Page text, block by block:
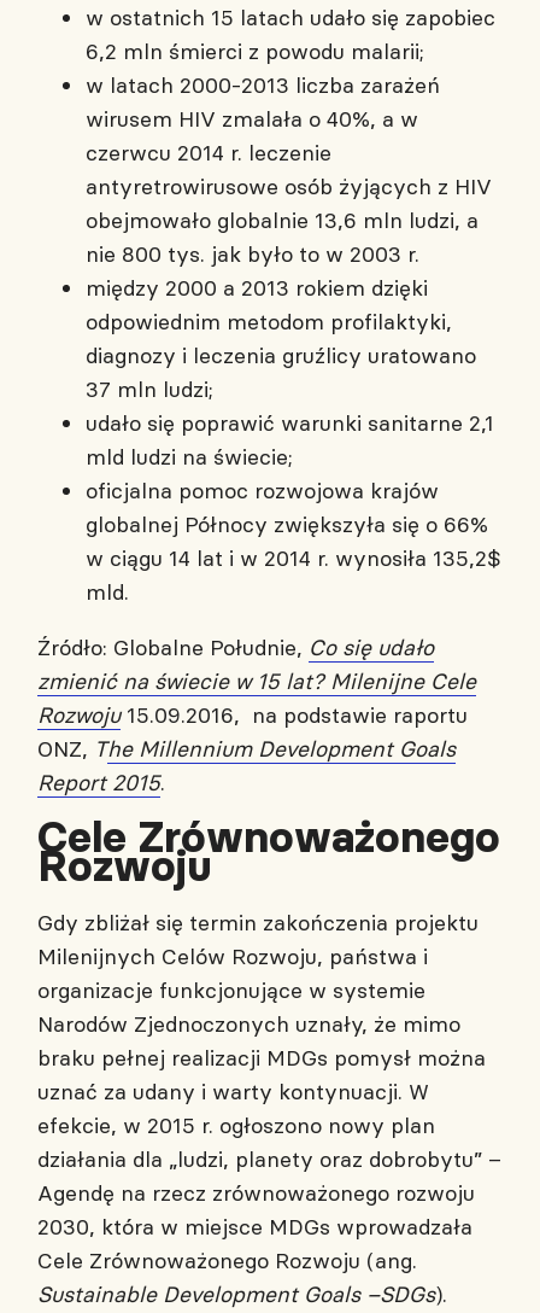
w ostatnich 15 latach udało się zapobiec
6,2 mln śmierci z powodu malarii;
w latach 2000-2013 liczba zarażeń
wirusem HIV zmalała o 40%, a w
czerwcu 2014 r. leczenie
antyretrowirusowe osób żyjących z HIV
obejmowało globalnie 13,6 mln ludzi, a
nie 800 tys. jak było to w 2003 r.
między 2000 a 2013 rokiem dzięki
odpowiednim metodom profilaktyki,
diagnozy i leczenia gruźlicy uratowano
37 mln ludzi;
udało się poprawić warunki sanitarne 2,1
mld ludzi na świecie;
oficjalna pomoc rozwojowa krajów
globalnej Północy zwiększyła się o 66%
w ciągu 14 lat i w 2014 r. wynosiła 135,2$
mld.
Źródło: Globalne Południe, Co się udało
zmienić na świecie w 15 lat? Milenijne Cele
Rozwoju15.09.2016, na podstawie raportu
ONZ, The Millennium Development Goals
Report 2015.
Cele Zrównoważonego
Rozwoju
Gdy zbliżał się termin zakończenia projektu
Milenijnych Celów Rozwoju, państwa i
organizacje funkcjonujące w systemie
Narodów Zjednoczonych uznały, że mimo
braku pełnej realizacji MDGs pomysł można
uznać za udany i warty kontynuacji. W
efekcie, w 2015 r. ogłoszono nowy plan
działania dla „ludzi, planety oraz dobrobytu” –
Agendę na rzecz zrównoważonego rozwoju
2030, która w miejsce MDGs wprowadzała
Cele Zrównoważonego Rozwoju (ang.
Sustainable Development Goals –SDGs).